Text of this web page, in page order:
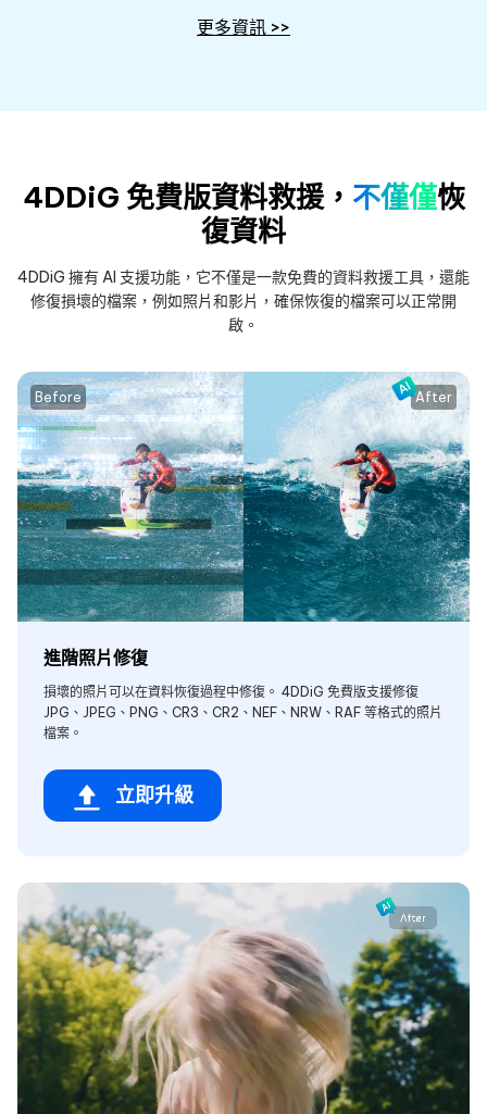
更多資訊 >>
4DDiG 免費版資料救援， 不僅僅恢
復資料
4DDiG 擁有 AI 支援功能，它不僅是一款免費的資料救援工具，還能
修復損壞的檔案，例如照片和影片，確保恢復的檔案可以正常開
啟。
Before After
進階照片修復
損壞的照片可以在資料恢復過程中修復。 4DDiG 免費版支援修復
JPG、JPEG、PNG、CR3、CR2、NEF、NRW、RAF 等格式的照片
檔案。
立即升級